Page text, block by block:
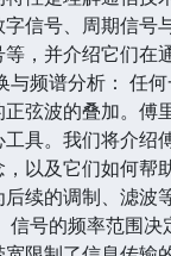
信号、周期信号
，并介绍它们在
与频谱分析： 任
弦波的叠加。傅
具。我们将介绍
以及它们如何帮
续的调制、滤波
信号的频率范围决